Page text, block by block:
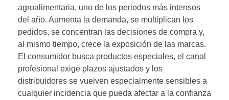
agroalimentaria, uno de los periodos más intensos
del año. Aumenta la demanda, se multiplican los
pedidos, se concentran las decisiones de compra y,
al mismo tiempo, crece la exposición de las marcas.
El consumidor busca productos especiales, el canal
profesional exige plazos ajustados y los
distribuidores se vuelven especialmente sensibles a
cualquier incidencia que pueda afectar a la confianza